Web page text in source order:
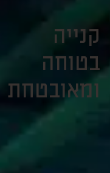
קנייה
בטוחה
ומאובטחת